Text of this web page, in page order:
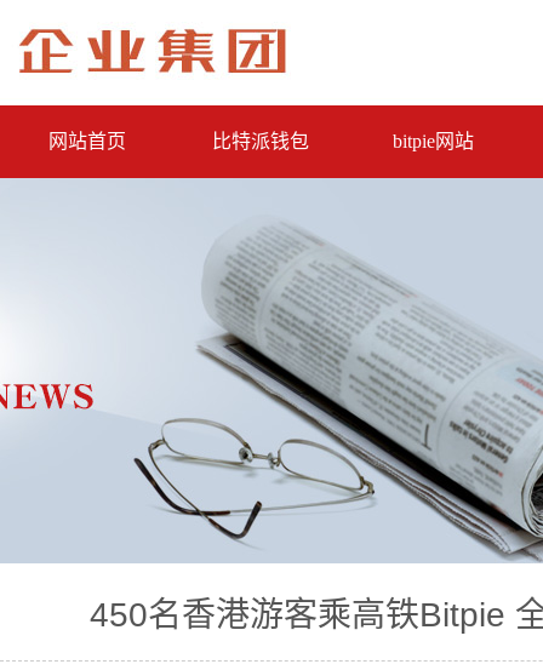
网站首页 比特派钱包 bitpie网站
450名香港游客乘高铁Bitpie